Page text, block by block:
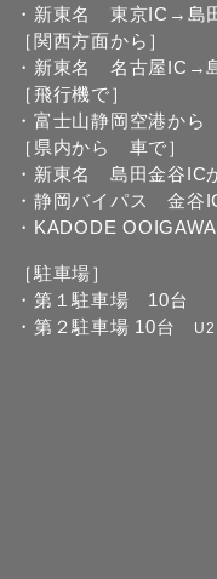
・新東名 東京IC→
［関西方面から］
・新東名 名古屋
［飛行機で］
・富士山静岡空港か
［県内から 車で］
・新東名 島田金谷IC
・静岡バイパス 金谷
・KADODE
［駐車場］
・第１駐車場 10台
・第２駐車場 10台